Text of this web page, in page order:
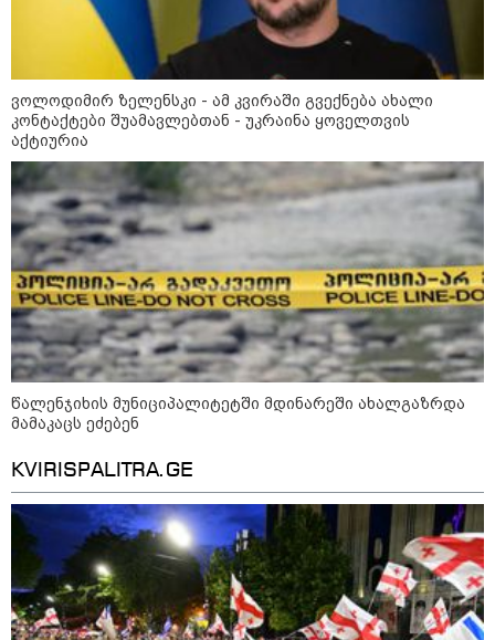
ინფორმაციას ავრცელებს
ხარკოვის მერი?
10:02 / 09-08-2026
"ქართული ოცნება” ხელს
ტერორისტული ქსელების
უკანონო გაფართოებას, თუმცა
მაინც ამერიკას უყენებს
მოთხოვნებს?" - ჯო უილსონი
კატეგორიის ყველა სიახლე
ნამდვილად არ განიარაღდება
ვოლოდიმირ ზელენსკი - ამ
კვირაში გვექნება ახალი
კონტაქტები შუამავლებთან -
უკრაინა ყოველთვის აქტიურია
ვოლოდიმირ ზელენსკი - ამ კვირაში გვექნება ახალი
კონტაქტები შუამავლებთან - უკრაინა ყოველთვის
აქტიურია
წალენჯიხის მუნიციპალიტეტში მდინარეში ახალგაზრდა
მამაკაცს ეძებენ
KVIRISPALITRA.GE